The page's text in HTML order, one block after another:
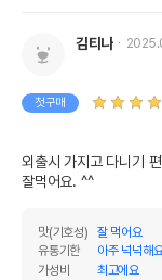
김티나
첫구매
외출시 가지고 다니기
잘먹어요. ^^
맛(기호성)
잘 먹어요
유통기한
아주 넉넉해
가성비
최고에요